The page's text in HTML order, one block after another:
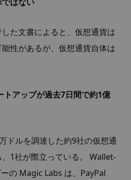
た文書によると、仮想通貨は
性があるが、仮想通貨自体は
トアップが過去7日間で約1億
ドルを調達した約9社の仮想通
1社が際立っている。 Wallet-
の Magic Labs は、PayPal